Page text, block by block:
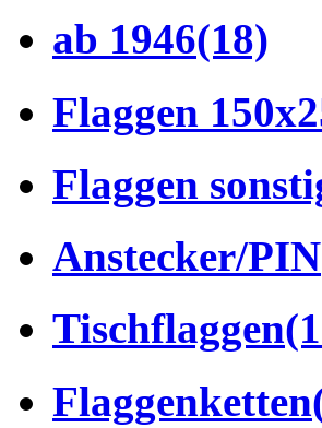
ab 1946(18)
Flaggen
Flaggen
Anstecker/PIN
Tischflaggen
Flaggenketten